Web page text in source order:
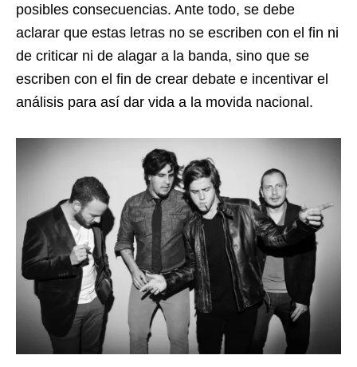
posibles consecuencias. Ante todo, se debe
aclarar que estas letras no se escriben con el fin ni
de criticar ni de alagar a la banda, sino que se
escriben con el fin de crear debate e incentivar el
análisis para así dar vida a la movida nacional.